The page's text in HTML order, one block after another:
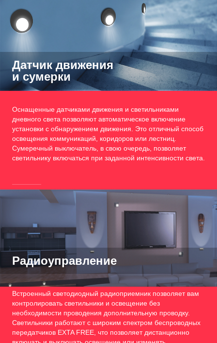
Датчик движения
и сумерки
Оснащенные датчиками движения и светильниками
дневного света позволяют автоматическое включение
установки с обнаружением движения. Это отличный способ
освещения коммуникаций, коридоров или лестниц.
Сумеречный выключатель, в свою очередь, позволяет
светильнику включаться при заданной интенсивности света.
Радиоуправление
Встроенный светодиодный радиоприемник позволяет вам
контролировать светильники и освещение без
необходимости проводения дополнительную проводку.
Светильники работают с широким спектром беспроводных
передатчиков EXTA FREE, что позволяет дистанционно